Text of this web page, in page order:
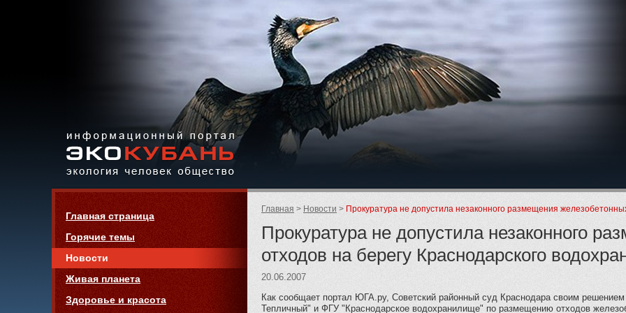
Информационный портал
«ЭКО-КУБАНЬ»
Родительские
Главная Новости Прокуратура не допустила незаконного размещения
Прокуратура не допустила незаконного
отходов на берегу Краснодарского
20.06.2007
Как сообщает портал ЮГА.ру, Советский районный суд Краснодара своим
Тепличный" и ФГУ "Краснодарское водохранилище" по размещению отходов
Навигация
Главная страница
Горячие темы
Новости
Живая планета
Здоровье и красота